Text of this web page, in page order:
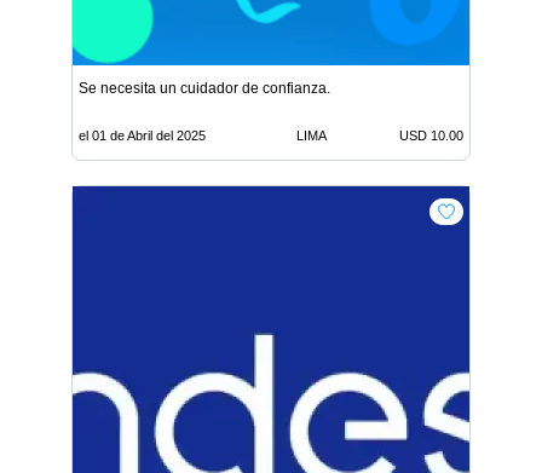
Se necesita un cuidador de confianza.
el 01 de Abril del 2025 LIMA USD 10.00